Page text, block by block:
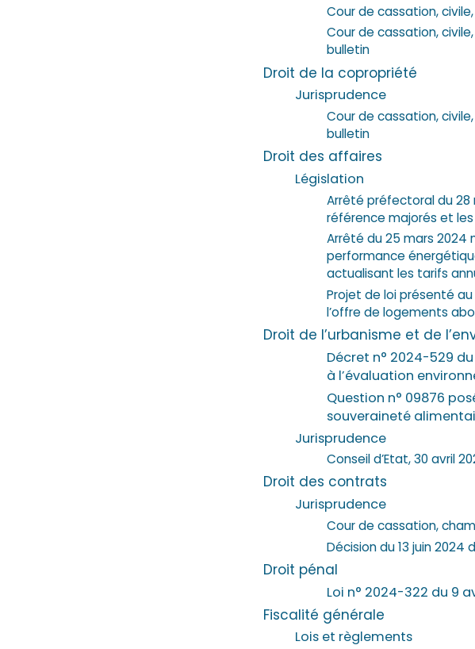
Cour de cassation, civile,
Cour de cassation, civile,
bulletin
Droit de la copropriété
Jurisprudence
Cour de cassation, civile,
bulletin
Droit des affaires
Législation
Arrêté préfectoral du 28
référence majorés et
Arrêté du 25 mars
performance
actualisant les tarifs
Projet de loi présenté
l’offre de logements
Droit de l’urbanisme et de
Décret n° 2024-529
à l’évaluation
Question n° 09876
souveraineté
Jurisprudence
Conseil d’Etat, 30 avril
Droit des contrats
Jurisprudence
Cour de cassation,
Décision du 13 juin
Droit pénal
Loi n° 2024-322 du 9
Fiscalité générale
Lois et règlements